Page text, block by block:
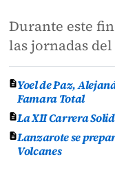
Durante este
las jornadas
Yoel de Paz,
Famara Total
La XII Carrera
Lanzarote se
Volcanes